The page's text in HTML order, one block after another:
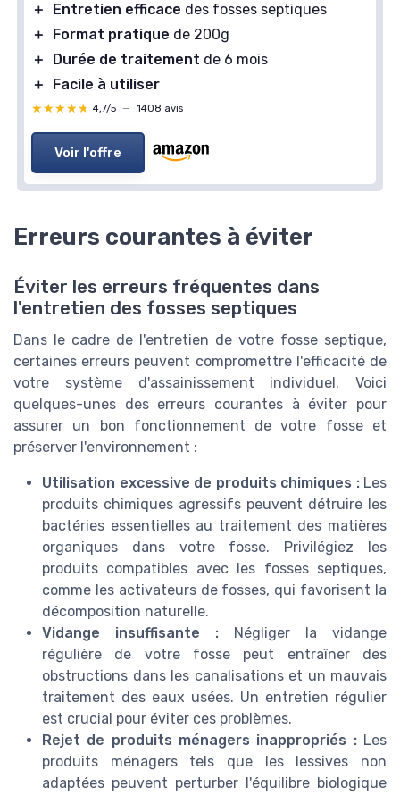
＋ Entretien efficace des fosses septiques
＋
Format pratique de 200g
＋
Durée de traitement de 6 mois
＋
Facile à utiliser
★★★★★
★★★★★ 4,7/5 — 1408 avis
Voir l'offre
Erreurs courantes à éviter
Éviter les erreurs fréquentes dans
l'entretien des fosses septiques
Dans le cadre de l'entretien de votre fosse septique,
certaines erreurs peuvent compromettre l'efficacité de
votre système d'assainissement individuel. Voici
quelques-unes des erreurs courantes à éviter pour
assurer un bon fonctionnement de votre fosse et
préserver l'environnement :
Utilisation excessive de produits chimiques :Les
produits chimiques agressifs peuvent détruire les
bactéries essentielles au traitement des matières
organiques dans votre fosse. Privilégiez les
produits compatibles avec les fosses septiques,
comme les activateurs de fosses, qui favorisent la
décomposition naturelle.
Vidange insuffisante : Négliger la vidange
régulière de votre fosse peut entraîner des
obstructions dans les canalisations et un mauvais
traitement des eaux usées. Un entretien régulier
est crucial pour éviter ces problèmes.
Rejet de produits ménagers inappropriés :Les
produits ménagers tels que les lessives non
adaptées peuvent perturber l'équilibre biologique